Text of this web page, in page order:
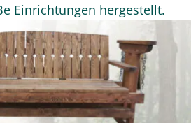
Einrichtungen hergestellt.